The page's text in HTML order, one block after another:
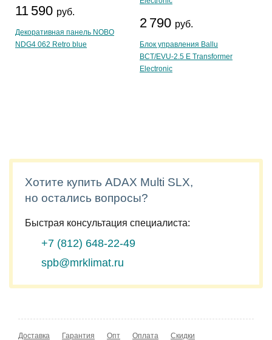
11 590 руб.
Декоративная панель NOBO
NDG4 062 Retro blue
2 790 руб.
Блок управления Ballu
BCT/EVU-2.5 E Transformer
Electronic
Хотите купить ADAX Multi SLX,
но остались вопросы?
Быстрая консультация специалиста:
+7 (812) 648-22-49
spb@mrklimat.ru
Доставка Гарантия Опт Оплата Скидки